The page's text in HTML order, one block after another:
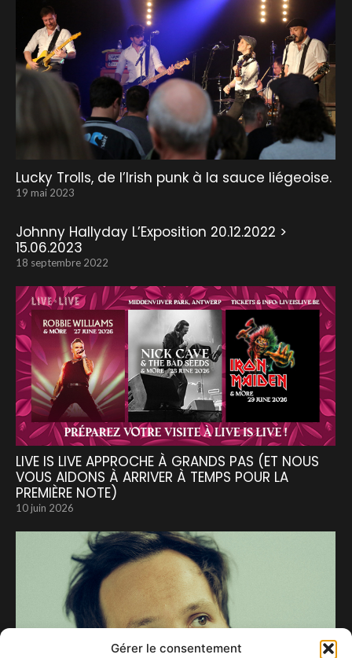
Gérer le consentement
Lucky Trolls, de l’Irish punk à la sauce liégeoise.
19 mai 2023
Johnny Hallyday L’Exposition 20.12.2022 >
15.06.2023
18 septembre 2022
LIVE IS LIVE APPROCHE À GRANDS PAS (ET NOUS
VOUS AIDONS À ARRIVER À TEMPS POUR LA
PREMIÈRE NOTE)
10 juin 2026